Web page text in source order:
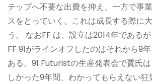
テップへ不要な出費を抑え、一方で事
スをとっていく。これは成長する際に
う。 なおFF は、設立は2014年である
FF 91がラインオフしたのはそれから9
ある。91 Futuristの生産発表会で賈氏
しかった9年間、わかってもらえない